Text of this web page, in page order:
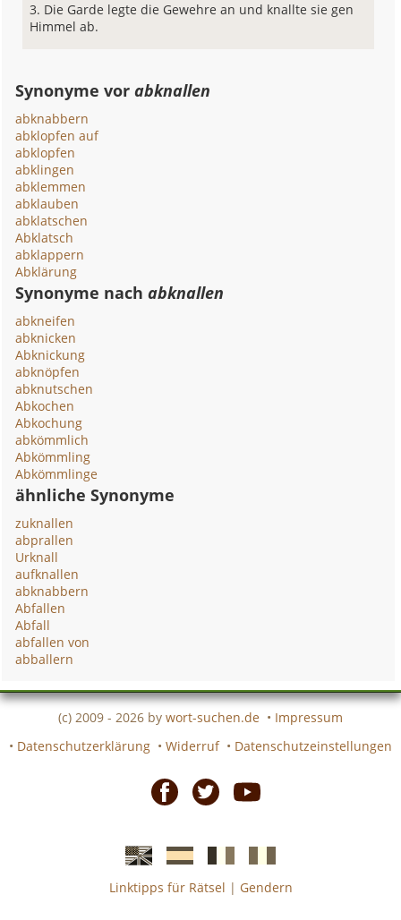
Die Garde legte die Gewehre an und knallte sie gen
Himmel ab.
Synonyme vorabknallen
abknabbern
abklopfen auf
abklopfen
abklingen
abklemmen
abklauben
abklatschen
Abklatsch
abklappern
Abklärung
Synonyme nachabknallen
abkneifen
abknicken
Abknickung
abknöpfen
abknutschen
Abkochen
Abkochung
abkömmlich
Abkömmling
Abkömmlinge
ähnliche Synonyme
zuknallen
abprallen
Urknall
aufknallen
abknabbern
Abfallen
Abfall
abfallen von
abballern
(c) 2009 - 2026 by wort-suchen.de • Impressum
• Datenschutzerklärung • Widerruf • Datenschutzeinstellungen
EnglischeSpanischefranzösicheitalienische
Linktipps für Rätsel | Gendern